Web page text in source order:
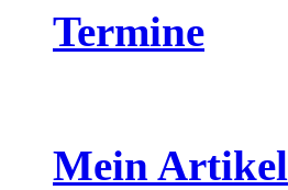
Termine
Mein Artikel